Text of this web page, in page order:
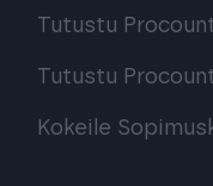
Tutustu
Tutustu
Kokeile